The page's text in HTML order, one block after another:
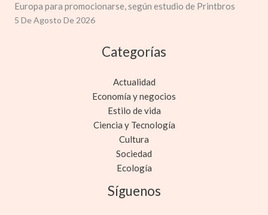
Europa para promocionarse, según estudio de Printbros
5 De Agosto De 2026
Categorías
Actualidad
Economía y negocios
Estilo de vida
Ciencia y Tecnología
Cultura
Sociedad
Ecología
Síguenos